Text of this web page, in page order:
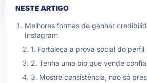
NESTE ARTIGO
Melhores formas de ganhar
Instagram
1. Fortaleça a prova social do perfil
2. Tenha uma bio que vende
3. Mostre consistência, não só